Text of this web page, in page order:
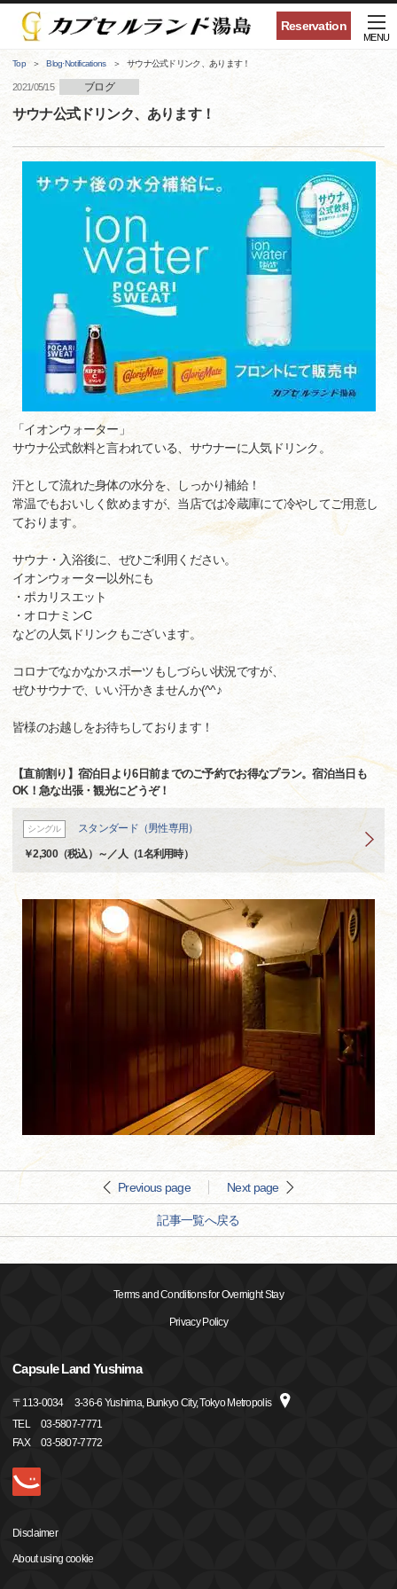
Reservation
MENU
Top Blog·Notifications サウナ公式ドリンク、あります！
2021/05/15 ブログ
サウナ公式ドリンク、あります！
「イオンウォーター」
サウナ公式飲料と言われている、サウナーに人気ドリンク。
汗として流れた身体の水分を、しっかり補給！
常温でもおいしく飲めますが、当店では冷蔵庫にて冷やしてご用意し
ております。
サウナ・入浴後に、ぜひご利用ください。
イオンウォーター以外にも
・ポカリスエット
・オロナミンC
などの人気ドリンクもございます。
コロナでなかなかスポーツもしづらい状況ですが、
ぜひサウナで、いい汗かきませんか(^^♪
皆様のお越しをお待ちしております！
【直前割り】宿泊日より6日前までのご予約でお得なプラン。宿泊当日も
OK！急な出張・観光にどうぞ！
シングル スタンダード（男性専用）
￥2,300（税込）～／人（1名利用時）
Previous page Next page
記事一覧へ戻る
Terms and Conditions for Overnight Stay
Privacy Policy
Capsule Land Yushima
〒 113-0034
3-36-6 Yushima, Bunkyo City, Tokyo Metropolis
TEL
03-5807-7771
FAX
03-5807-7772
Disclaimer
About using cookie